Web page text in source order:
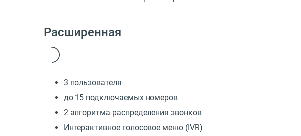
Расширенная
3 пользователя
до 15 подключаемых номеров
2 алгоритма распределения звонков
Интерактивное голосовое меню (IVR)